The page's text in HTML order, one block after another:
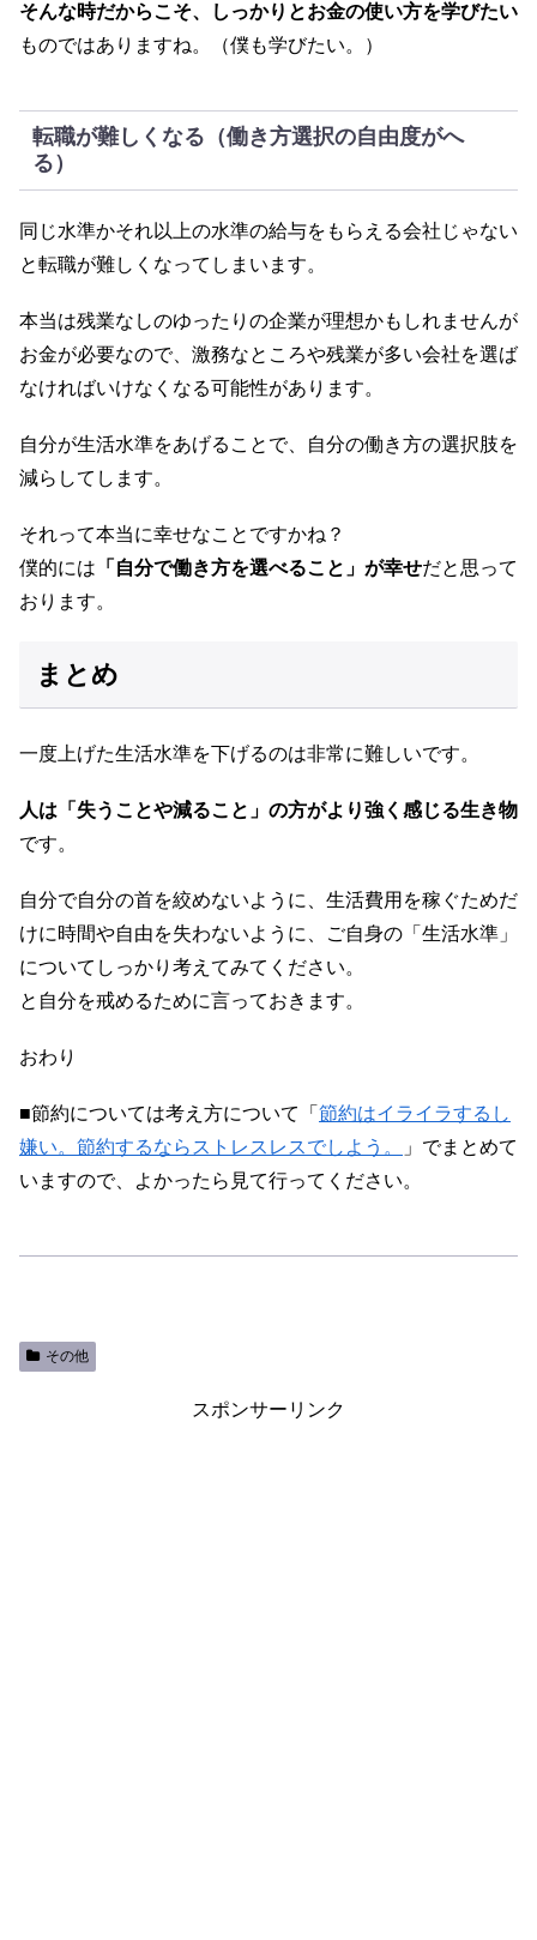
そんな時だからこそ、しっかりとお金の使い方を学びたい
ものではありますね。（僕も学びたい。）
転職が難しくなる（働き方選択の自由度がへ
る）
同じ水準かそれ以上の水準の給与をもらえる会社じゃない
と転職が難しくなってしまいます。
本当は残業なしのゆったりの企業が理想かもしれませんが
お金が必要なので、激務なところや残業が多い会社を選ば
なければいけなくなる可能性があります。
自分が生活水準をあげることで、自分の働き方の選択肢を
減らしてします。
それって本当に幸せなことですかね？
僕的には 「自分で働き方を選べること」が幸せだと思って
おります。
まとめ
一度上げた生活水準を下げるのは非常に難しいです。
人は「失うことや減ること」の方がより強く感じる生き物
です。
自分で自分の首を絞めないように、生活費用を稼ぐためだ
けに時間や自由を失わないように、ご自身の「生活水準」
についてしっかり考えてみてください。
と自分を戒めるために言っておきます。
おわり
■節約については考え方について「 節約はイライラするし
嫌い。節約するならストレスレスでしよう。
」でまとめて
いますので、よかったら見て行ってください。
その他
スポンサーリンク